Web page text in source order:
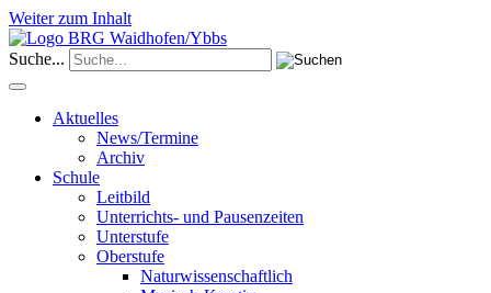
Weiter zum Inhalt
Suche...
Aktuelles
News/Termine
Archiv
Schule
Leitbild
Unterrichts- und Pausenzeiten
Unterstufe
Oberstufe
Naturwissenschaftlich